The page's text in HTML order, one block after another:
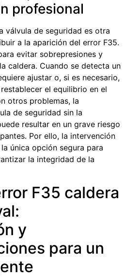
profesional
válvula de seguridad es otra
a la aparición del error F35.
evitar sobrepresiones y
caldera. Cuando se detecta un
ajustar o, si es necesario,
el equilibrio en el
otros problemas, la
de seguridad sin la
resultar en un grave riesgo
Por ello, la intervención
única opción segura para
la integridad de la
F35 caldera
y
para un